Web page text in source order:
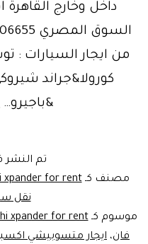
داخل وخارج
من ايجار السيارات :
كورولا&جراند
&باجيرو…
تم النشر
مصنف كـxpander for rent
نقل
موسوم كـxpander for rent
فان، ايجار متسوبيشي